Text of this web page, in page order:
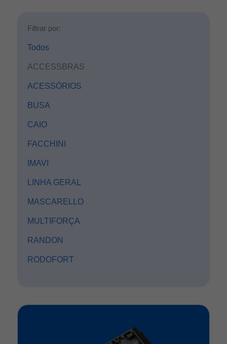
Filtrar por:
Todos
ACCESSBRAS
ACESSÓRIOS
BUSA
CAIO
FACCHINI
IMAVI
LINHA GERAL
MASCARELLO
MULTIFORÇA
RANDON
RODOFORT